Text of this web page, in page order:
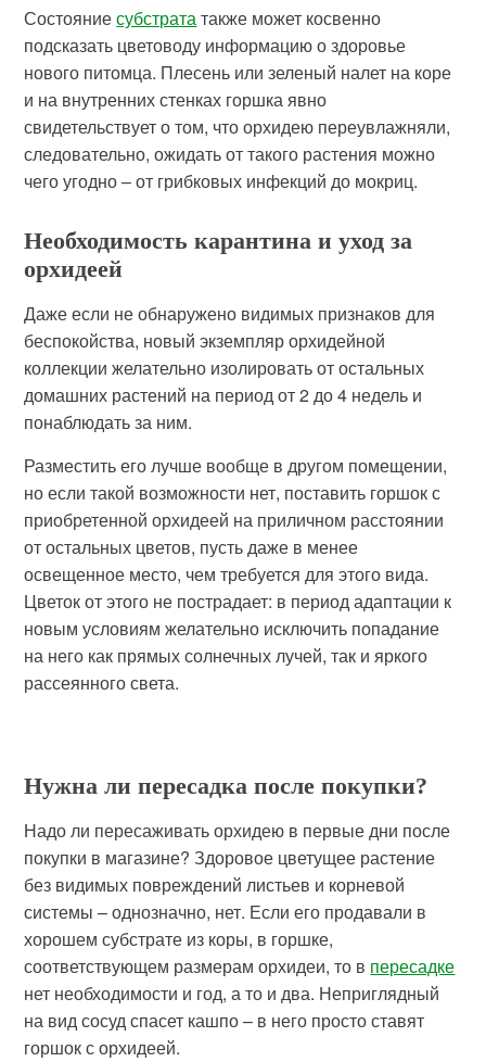
Состояниесубстрататакже может косвенно
подсказать цветоводу информацию о здоровье
нового питомца. Плесень или зеленый налет на коре
и на внутренних стенках горшка явно
свидетельствует о том, что орхидею переувлажняли,
следовательно, ожидать от такого растения можно
чего угодно – от грибковых инфекций до мокриц.
Необходимость карантина и уход за
орхидеей
Даже если не обнаружено видимых признаков для
беспокойства, новый экземпляр орхидейной
коллекции желательно изолировать от остальных
домашних растений на период от 2 до 4 недель и
понаблюдать за ним.
Разместить его лучше вообще в другом помещении,
но если такой возможности нет, поставить горшок с
приобретенной орхидеей на приличном расстоянии
от остальных цветов, пусть даже в менее
освещенное место, чем требуется для этого вида.
Цветок от этого не пострадает: в период адаптации к
новым условиям желательно исключить попадание
на него как прямых солнечных лучей, так и яркого
рассеянного света.
Нужна ли пересадка после покупки?
Надо ли пересаживать орхидею в первые дни после
покупки в магазине? Здоровое цветущее растение
без видимых повреждений листьев и корневой
системы – однозначно, нет. Если его продавали в
хорошем субстрате из коры, в горшке,
соответствующем размерам орхидеи, то в пересадке
нет необходимости и год, а то и два. Неприглядный
на вид сосуд спасет кашпо – в него просто ставят
горшок с орхидеей.